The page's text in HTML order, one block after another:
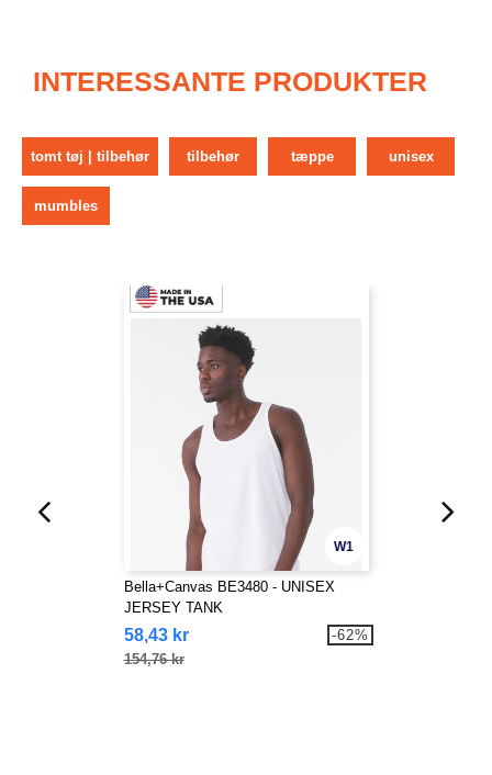
INTERESSANTE PRODUKTER
tomt tøj | tilbehør tilbehør tæppe unisex
mumbles
W1
Bella+Canvas BE3480 - UNISEX
JERSEY TANK
58,43 kr
154,76 kr
-62%